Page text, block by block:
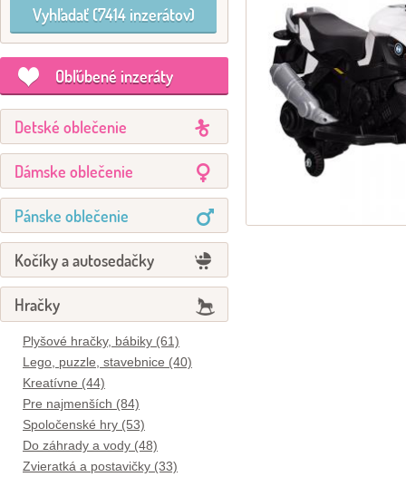
Obľúbené inzeráty
Detské oblečenie
Dámske oblečenie
Pánske oblečenie
Kočíky a autosedačky
Hračky
Plyšové hračky, bábiky (61)
Lego, puzzle, stavebnice (40)
Kreatívne (44)
Pre najmenších (84)
Spoločenské hry (53)
Do záhrady a vody (48)
Zvieratká a postavičky (33)